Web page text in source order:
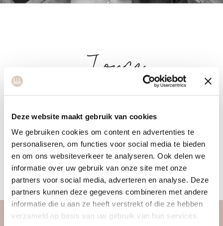
Deze website maakt gebruik van cookies
We gebruiken cookies om content en advertenties te
personaliseren, om functies voor social media te bieden
en om ons websiteverkeer te analyseren. Ook delen we
informatie over uw gebruik van onze site met onze
partners voor social media, adverteren en analyse. Deze
partners kunnen deze gegevens combineren met andere
informatie die u aan ze heeft verstrekt of die ze hebben
verzameld op basis van uw gebruik van hun services.
Joyce
dance teacher, she knows that body and mind are
connected is and how important it is to pay attention to this.
If naturopathic therapist she is able to help people to guide
them physically, mentally and spiritually search for their own
healing power from the core.